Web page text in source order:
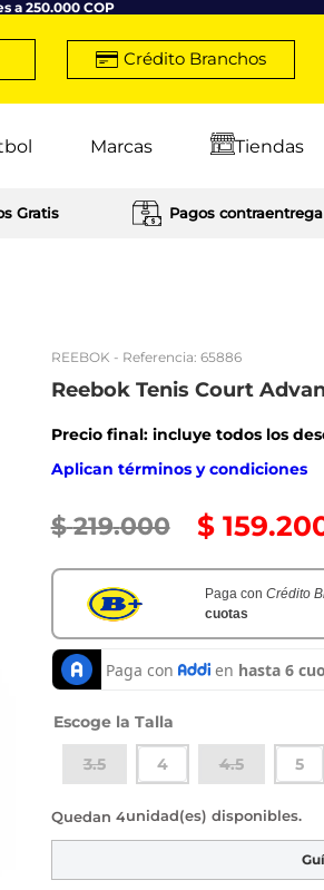
a 250.000 COP
Crédito Branchos
Marcas Tiendas
Gratis Pagos contraentrega
REEBOK - Referencia: 65886
Reebok Tenis Court
Precio final: incluye todos los
Aplican términos y condiciones
$ 219.000 $ 159.
Paga con Crédito
cuotas
Talla
3.5 4 4.5 5
4 disponibles